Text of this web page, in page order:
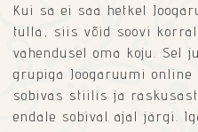
Kui sa ei saa hetkel
tulla, siis võid soovi
vahendusel oma koju. Sel
grupiga Joogaruumi
sobivas stiilis ja
endale sobival ajal järgi.